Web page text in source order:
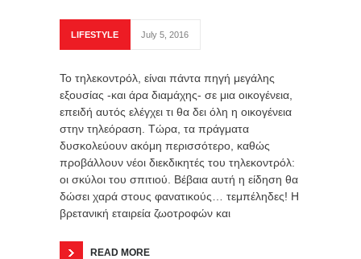
LIFESTYLE July 5, 2016
Το τηλεκοντρόλ, είναι πάντα πηγή μεγάλης
εξουσίας -και άρα διαμάχης- σε μια οικογένεια,
επειδή αυτός ελέγχει τι θα δει όλη η οικογένεια
στην τηλεόραση. Τώρα, τα πράγματα
δυσκολεύουν ακόμη περισσότερο, καθώς
προβάλλουν νέοι διεκδικητές του τηλεκοντρόλ:
οι σκύλοι του σπιτιού. Βέβαια αυτή η είδηση θα
δώσει χαρά στους φανατικούς… τεμπέληδες! Η
βρετανική εταιρεία ζωοτροφών και
READ MORE